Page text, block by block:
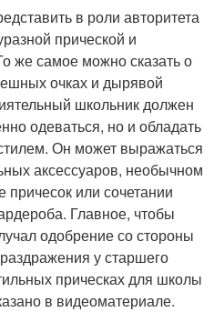
в роли авторитета
прической и
же самое можно сказать о
очках и дырявой
школьник должен
одеваться, но и обладать
Он может выражаться
аксессуаров, необычном
или сочетании
Главное, чтобы
одобрение со стороны
у старшего
прическах для школы
в видеоматериале.